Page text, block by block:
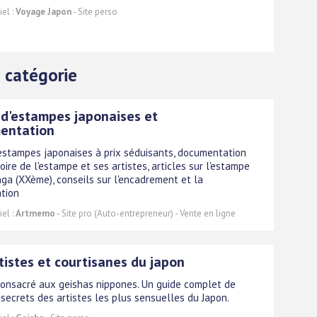
:Voyage Japon- Site perso
japonaises et
japonaises à prix séduisants, documentation
de l'estampe et ses artistes, articles sur l'estampe
(XXème), conseils sur l'encadrement et la
:Artmemo - Site pro (Auto-entrepreneur) - Vente en ligne
et courtisanes du japon
aux geishas nippones. Un guide complet de
des artistes les plus sensuelles du Japon.